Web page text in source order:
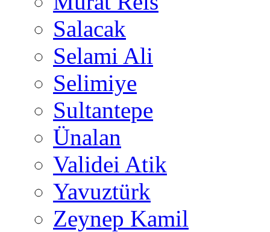
Salacak
Selami Ali
Selimiye
Sultantepe
Ünalan
Validei Atik
Yavuztürk
Zeynep Kamil